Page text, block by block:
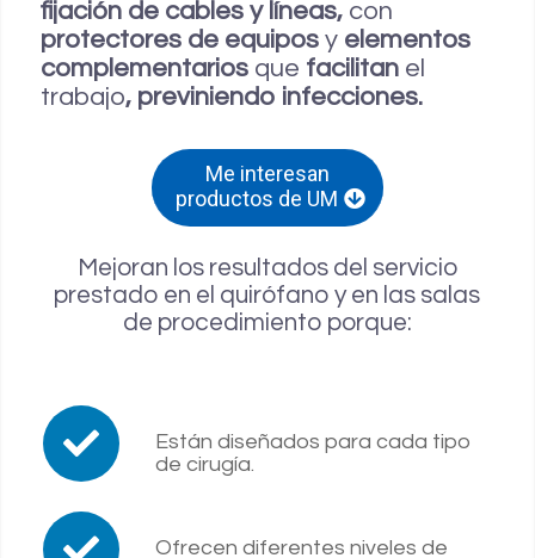
fijación de cables y líneas, con
protectores de equipos y elementos
complementarios que facilitan el
trabajo, previniendo infecciones.
Me interesan
productos de UM
Mejoran los resultados del servicio
prestado en el quirófano y en las salas
de procedimiento porque:
Están diseñados para cada tipo
de cirugía.
Ofrecen diferentes niveles de